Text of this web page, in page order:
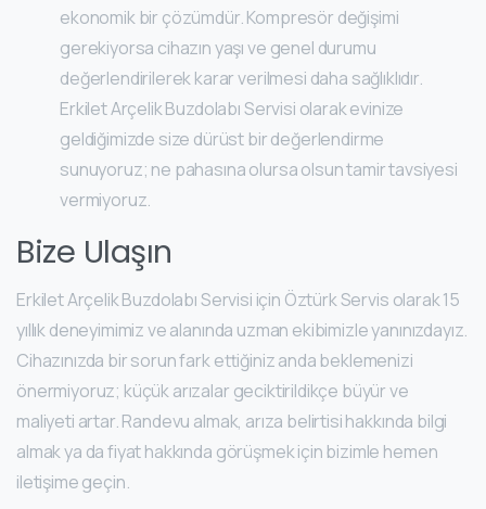
ekonomik bir çözümdür. Kompresör değişimi
gerekiyorsa cihazın yaşı ve genel durumu
değerlendirilerek karar verilmesi daha sağlıklıdır.
Erkilet Arçelik Buzdolabı Servisi olarak evinize
geldiğimizde size dürüst bir değerlendirme
sunuyoruz; ne pahasına olursa olsun tamir tavsiyesi
vermiyoruz.
Bize Ulaşın
Erkilet Arçelik Buzdolabı Servisi için Öztürk Servis olarak 15
yıllık deneyimimiz ve alanında uzman ekibimizle yanınızdayız.
Cihazınızda bir sorun fark ettiğiniz anda beklemenizi
önermiyoruz; küçük arızalar geciktirildikçe büyür ve
maliyeti artar. Randevu almak, arıza belirtisi hakkında bilgi
almak ya da fiyat hakkında görüşmek için bizimle hemen
iletişime geçin.